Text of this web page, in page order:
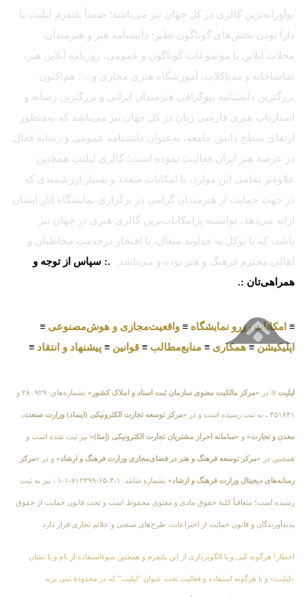
نوآورانه‌ترین گالری در کل جهان نیز می‌باشد؛ ضمناً پلتفرم لیلیت با
دارا بودن بخش‌های گوناگون نظیر: دانشنامه هنر و هنرمندان،
مجلات آنلاین با موضوعات گوناگون و عمومی، روزنامه آنلاین هنر،
تماشاخانه و مدیاکلاب، آموزشگاه هنری مجازی و…؛ هم‌اکنون
بزرگترین دانشنامه بیوگرافی هنرمندان ایرانی و بزرگترین رسانه و
استارتاپ هنری فارسی زبان در کل جهان نیز می‌باشد که به‌منظور
ارتقای سطح دانش جامعه، به‌عنوان دانشنامه عمومی و رسانهٔ فعال
در عرصهٔ هنر ایران فعالیت نموده است؛ گالری لیلیت همچنین
علاوه‌بر تمامی این موارد، با امکانات متعدد و بسیار ارزشمندی که
در جهت حمایت از هنرمندان گرامی در برگزاری نمایشگاه آثار ایشان
ارائه می‌دهد، توانسته پرامکانات‌ترین گالری هنری در جهان نیز
باشد، که با توکل به خداوند متعال، با افتخار درخدمت مخاطبان و
اهالی محترم فرهنگ و هنر بوده و می‌باشد. .: سپاس از توجه و
همراهی‌تان :.
≡ امکانات رزرو نمایشگاه ≡ واقعیت‌مجازی و هوش‌مصنوعی ≡
اپلیکیشن≡همکاری ≡ منابع‌مطالب ≡ قوانین ≡ پیشنهاد و انتقاد ≡
لیلیت ® در «مرکز مالکیت معنوی سازمان ثبت اسناد و املاک کشور» بشماره‌های: ۲۸۰۹۲۹ و
۴۵۱۸۴۱ ، به ثبت رسیده است و در «مرکز توسعه تجارت الکترونیکی (اینماد) وزارت صنعت،
معدن و تجارت» و «سامانه احراز مشتریان تجارت الکترونیکی (اِمتا)» نیز ثبت شده است و
همچنین در «مرکز توسعه فرهنگ و هنر در فضای‌مجازی وزارت فرهنگ و ارشاد» و در «مرکز
رسانه‌های دیجیتال وزارت فرهنگ و ارشاد» بشماره شامَد: ۱-۳-۶۵-۷۱۲۳۹۹-۱-۱ ، نیز به ثبت
رسیده است؛ متعاقباً کلیهٔ حقوق مادی و معنوی محفوظ است و تحت قانون حمایت از حقوق
پدیدآورندگان و قانون حمایت از اختراعات، طرح‌های صنعتی و علائم تجاری قرار دارد.
اخطار! هرگونه کپی و یا الگوبرداری از این پلتفرم و همچنین سوءاستفاده از نام و یا نشان
«لیلیت» و یا هرگونه استفاده و فعالیت تحت عنوان “لیلیت” که در محدودهٔ ثبتی برند